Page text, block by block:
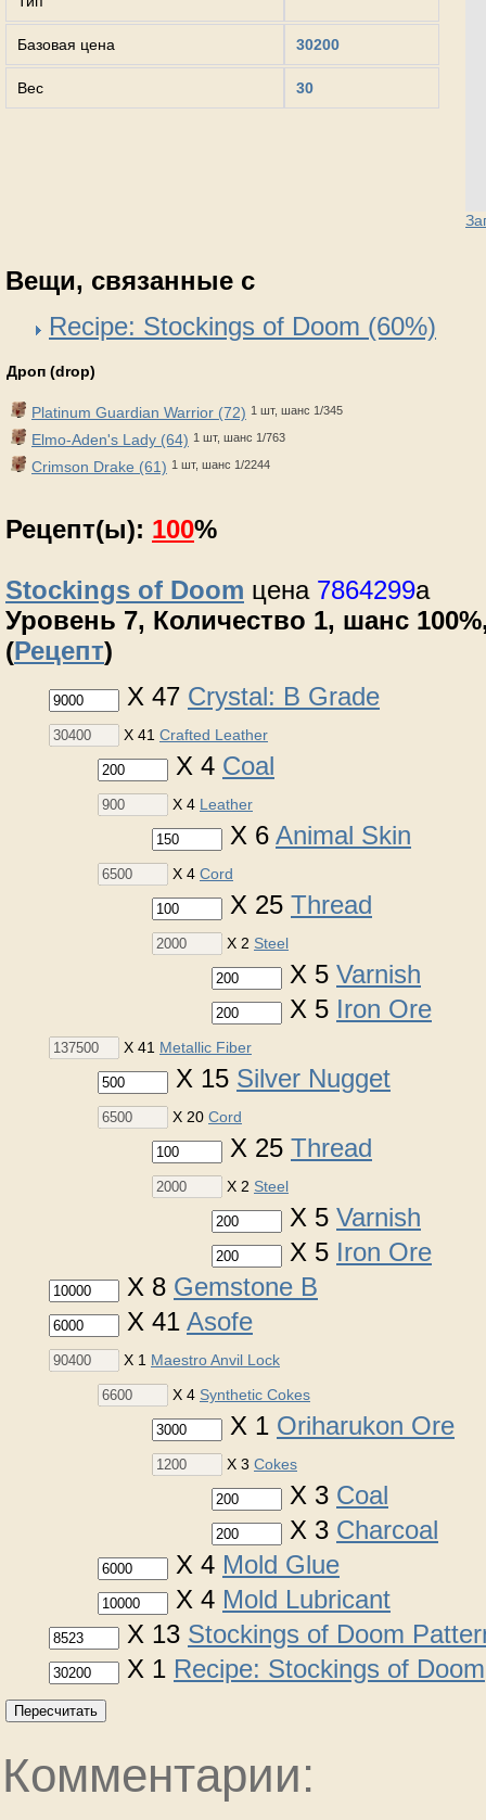
Базовая цена 30200
Вес 30
Вещи, связанные с
Recipe: Stockings of Doom (60%)
Дроп (drop)
Platinum Guardian Warrior (72) 1 шт, шанс 1/345
Elmo-Aden's Lady (64) 1 шт, шанс 1/763
Crimson Drake (61) 1 шт, шанс 1/2244
Рецепт(ы): 100%
Stockings of Doom цена 7864299a
Уровень 7, Количество 1, шанс
(Рецепт)
X 47 Crystal: B Grade
X 41 Crafted Leather
X 4 Coal
X 4 Leather
X 6 Animal Skin
X 4 Cord
X 25 Thread
X 2 Steel
X 5 Varnish
X 5 Iron Ore
X 41 Metallic Fiber
X 15 Silver Nugget
X 20 Cord
X 25 Thread
X 2 Steel
X 5 Varnish
X 5 Iron Ore
X 8 Gemstone B
X 41 Asofe
X 1 Maestro Anvil Lock
X 4 Synthetic Cokes
X 1 Oriharukon Ore
X 3 Cokes
X 3 Coal
X 3 Charcoal
X 4 Mold Glue
X 4 Mold Lubricant
X 13 Stockings of Doom
X 1 Recipe: Stockings of Doom
Пересчитать
Комментарии: